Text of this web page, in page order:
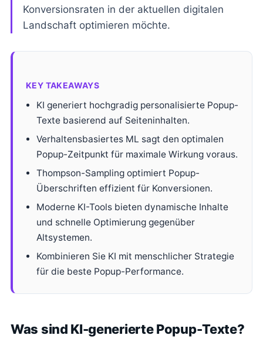
Konversionsraten in der aktuellen digitalen
Landschaft optimieren möchte.
KEY TAKEAWAYS
KI generiert hochgradig personalisierte Popup-
Texte basierend auf Seiteninhalten.
Verhaltensbasiertes ML sagt den optimalen
Popup-Zeitpunkt für maximale Wirkung voraus.
Thompson-Sampling optimiert Popup-
Überschriften effizient für Konversionen.
Moderne KI-Tools bieten dynamische Inhalte
und schnelle Optimierung gegenüber
Altsystemen.
Kombinieren Sie KI mit menschlicher Strategie
für die beste Popup-Performance.
Was sind KI-generierte Popup-Texte?